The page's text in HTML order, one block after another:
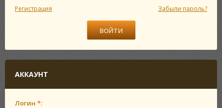
Регистрация Забыли пароль?
АККАУНТ
Логин *: